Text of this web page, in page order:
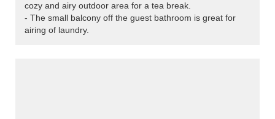
cozy and airy outdoor area for a tea break.
- The small balcony off the guest bathroom is great for
airing of laundry.